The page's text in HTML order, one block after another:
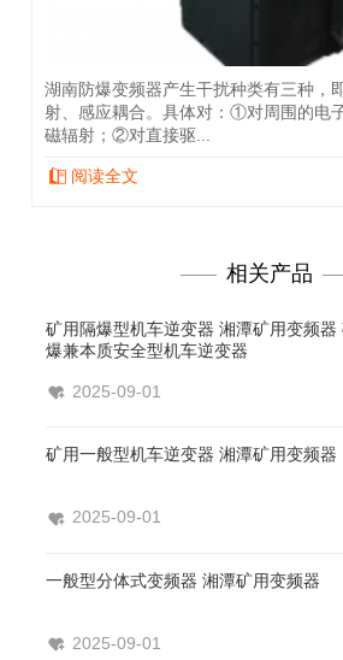
湖南防爆变频器产生干扰种类有三种，
射、感应耦合。具体对：①对周围的电
磁辐射；②对直接驱...
阅读全文
相关产品
矿用隔爆型机车逆变器 湘潭矿用变频器
爆兼本质安全型机车逆变器
2025-09-01
矿用一般型机车逆变器 湘潭矿用变频器​
2025-09-01
一般型分体式变频器 湘潭矿用变频器
2025-09-01